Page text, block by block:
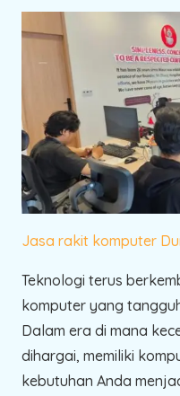
Jasa rakit komputer
Teknologi terus
komputer yang
Dalam era di mana
dihargai, memiliki
kebutuhan Anda